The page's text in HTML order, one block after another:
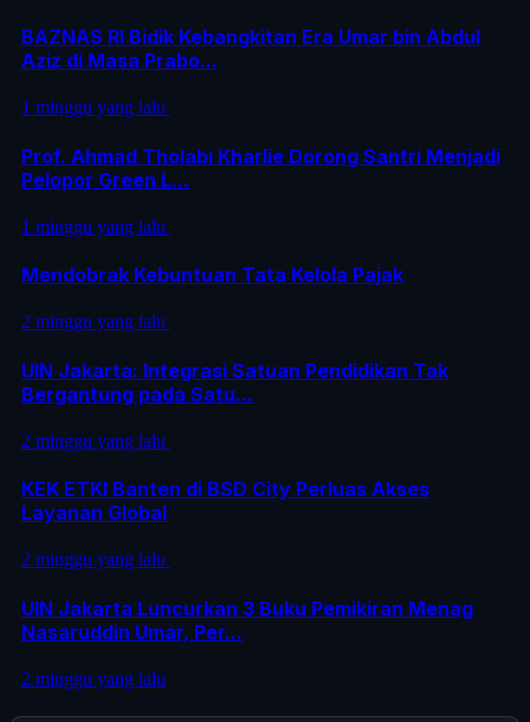
BAZNAS RI Bidik Kebangkitan Era Umar bin Abdul
Aziz di Masa Prabo...
1 minggu yang lalu
Prof. Ahmad Tholabi Kharlie Dorong Santri Menjadi
Pelopor Green L...
1 minggu yang lalu
Mendobrak Kebuntuan Tata Kelola Pajak
2 minggu yang lalu
UIN Jakarta: Integrasi Satuan Pendidikan Tak
Bergantung pada Satu...
2 minggu yang lalu
KEK ETKI Banten di BSD City Perluas Akses
Layanan Global
2 minggu yang lalu
UIN Jakarta Luncurkan 3 Buku Pemikiran Menag
Nasaruddin Umar, Per...
2 minggu yang lalu